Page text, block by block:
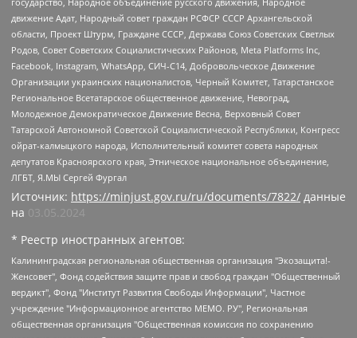
движение Адат, Народный совет граждан РСФСР СССР Архангельской
области, Проект Штурм, Граждане СССР, Держава Союз Советских Светлых
Родов, Совет Советских Социалистических Районов, Meta Platforms Inc,
Facebook, Instagram, WhatsApp, СИЧ-С14, Добровольческое Движение
Организации украинских националистов, Черный Комитет, Татарстанское
Региональное Всетатарское общественное движение, Невоград,
Молодежное Демократическое Движение Весна, Верховный Совет
Татарской Автономной Советской Социалистической Республики, Конгресс
ойрат-калмыцкого народа, Исполнительный комитет совета народных
депутатов Красноярского края, Этническое национальное объединение,
ЛГБТ, Я.МЫ Сергей Фургал
Источник: https://minjust.gov.ru/ru/documents/7822/ данные
на 03.05.2024
* Реестр иностранных агентов:
Калининградская региональная общественная организация "Экозащита!-Женсовет", Фонд содействия защите прав и свобод граждан "Общественный вердикт", Фонд "Институт Развития Свободы Информации", Частное учреждение "Информационное агентство МЕМО. РУ", Региональная общественная организация "Общественная комиссия по сохранению наследия академика Сахарова", Фонд поддержки свободы прессы, Санкт-Петербургская общественная правозащитная организация "Гражданский контроль", Межрегиональная общественная организация "Информационно-просветительский центр "Мемориал", Региональный Фонд "Центр Защиты Прав Средств Массовой Информации", с 05.12.2023 Фонд "Центр Защиты Прав Средств массовой информации", Региональная общественная благотворительная организация помощи беженцам и мигрантам "Гражданское содействие", Негосударственное образовательное учреждение дополнительного профессионального образования (повышение квалификации) специалистов "АКАДЕМИЯ ПО ПРАВАМ ЧЕЛОВЕКА", Свердловская региональная общественная организация "Сутяжник", Автономная некоммерческая организация "Центр независимых социологических исследований", Союз общественных объединений "Российский исследовательский центр по правам человека", Региональное общественное учреждение научно-информационный центр "МЕМОРИАЛ", Некоммерческая организация "Фонд защиты гласности", Автономная некоммерческая организация "Институт прав человека", Городская общественная организация "Екатеринбургское общество "МЕМОРИАЛ", Городская общественная организация "Рязанское историко-просветительское и правозащитное общество "Мемориал" (Рязанский Мемориал), Челябинский региональный орган общественной самодеятельности – женское общественное объединение "Женщины Евразии", Челябинский региональный орган общественной самодеятельности "Уральская правозащитная группа", Фонд содействия защите здоровья и социальной справедливости имени Андрея Рылькова, Автономная Некоммерческая Организация "Аналитический Центр Юрия Левады", Автономная некоммерческая организация социальной поддержки населения "Проект Апрель", Региональная общественная организация помощи женщинам и детям, находящимся в кризисной ситуации "Информационно-методический центр "Анна", Фонд содействия развитию массовых коммуникаций и правовому просвещению "Так-так-Так", Фонд содействия устойчивому развитию "Серебряная тайга", Свердловский региональный общественный фонд социальных проектов "Новое время", "Idel.Реалии", Кавказ.Реалии, Крым.Реалии, Телеканал Настоящее Время, Татаро-башкирская служба Радио Свобода (Azatliq Radiosi), Радио Свободная Европа/Радио Свобода (PCE/PC), "Сибирь.Реалии", "Фактограф", Благотворительный фонд помощи осужденным и их семьям, Автономная некоммерческая организация "Институт глобализации и социальных движений", Фонд "В защиту прав заключенных", Частное учреждение "Центр поддержки и содействия развитию средств массовой информации", Пензенский региональный общественный благотворительный фонд "Гражданский союз", "Север.Реалии", Некоммерческая организация Фонд "Правовая инициатива", Общество с ограниченной ответственностью "Радио Свободная Европа/Радио Свобода", Чешское информационное агентство "MEDIUM-ORIENT", Красноярская региональная общественная организация "Мы против СПИДа", Камалягин Денис Николаевич, Маркелов Сергей Евгеньевич, Пономарев Лев Александрович, Савицкая Людмила Алексеевна, Автономная некоммерческая организация "Центр по работе с проблемой насилия "НАСИЛИЮ.НЕТ", Межрегиональный профессиональный союз работников здравоохранения "Альянс врачей", Юридическое лицо, зарегистрированное в Латвийской Республике, SIA "Medusa Project" (регистрационный номер 40103797863, дата регистрации 10.06.2014), Некоммерческая организация "Фонд по борьбе с коррупцией", Автономная некоммерческая организация "Институт права и публичной политики", Баданин Роман Сергеевич, Гликин Максим Александрович, Железнова Мария Михайловна, Лукьянова Юлия Сергеевна, Маетная Елизавета Витальевна, Маняхин Петр Борисович, Чуракова Ольга Владимировна, Ярош Юлия Петровна, Юридическое лицо "The Insider SIA", зарегистрированное в Риге, Латвийская Республика (дата регистрации 26.06.2015), являющееся администратором доменного имени интернет-издания "The Insider SIA", https://theins.ru, Постернак Алексей Евгеньевич, Рубин Михаил Аркадьевич, Анин Роман Александрович, Юридическое лицо Istories fonds, зарегистрированное в Латвийской Республике (регистрационный номер 50008295751, дата регистрации 24.02.2020), Великовский Дмитрий Александрович, Долинина Ирина Николаевна, Мароховская Алеся Алексеевна, Шлейнов Роман Юрьевич, Шмагун Олеся Валентиновна, Общество с ограниченной ответственностью "Альтаир 2021", Общество с ограниченной ответственностью "Вега 2021", Общество с ограниченной ответственностью "Главный редактор 2021", Общество с ограниченной ответственностью "Ромашки монолит", Важенков Артем Валерьевич, Ивановская областная общественная организация "Центр гендерных исследований", Гурман Юрий Альбертович, Медиапроект "ОВД-Инфо", Егоров Владимир Владимирович, Жилинский Владимир Александрович, Общество с ограниченной ответственностью "ЗП", Иванова София Юрьевна, Карезина Инна Павловна, Кильтау Екатерина Викторовна, Петров Алексей Викторович, Пискунов Сергей Евгеньевич, Смирнов Сергей Сергеевич, Тихонов Михаил Сергеевич, Общество с ограниченной ответственностью "ЖУРНАЛИСТ-ИНОСТРАННЫЙ АГЕНТ", Арапова Галина Юрьевна, Вольтская Татьяна Анатольевна, Американская компания "Mason G.E.S. Anonymous Foundation" (США), являющаяся владельцем интернет-издания https://mnews.world/, Компания "Stichting Bellingcat", зарегистрированная в Нидерландах (дата регистрации 11.07.2018), Захаров Андрей Вячеславович, Клепиковская Екатерина Дмитриевна, Общество с ограниченной ответственностью "МЕМО", Перл Роман Александрович, Симонов Евгений Алексеевич, Соловьева Елена Анатольевна, Сотников Даниил Владимирович, Сурначева Елизавета Дмитриевна, Автономная некоммерческая организация по защите прав человека и информированию населения "Якутия – Наше Мнение", Общество с ограниченной ответственностью "Москоу диджитал медиа", с 26.01.2023 Общество с ограниченной ответственностью "Чайка Белые сады", Ветошкина Валерия Валерьевна, Заговора Максим Александрович, Межрегиональное общественное движение "Российская ЛГБТ - сеть", Оленичев Максим Владимирович, Павлов Иван Юрьевич, Скворцова Елена Сергеевна, Общество с ограниченной ответственностью "Как бы инагент", Кочетков Игорь Викторович, Общество с ограниченной ответственностью "Честные выборы", Еланчик Олег Александрович, Общество с ограниченной ответственностью "Нобелевский призыв", Гималова Регина Эмилевна, Григорьев Андрей Валерьевич, Григорьева Алина Александровна, Ассоциация по содействию защите прав призывников, альтернативнослужащих и военнослужащих "Правозащитная группа "Гражданин.Армия.Право", Хисамова Регина Фаритовна, Автономная некоммерческая организация по реализации социально-правовых программ "Лилит", Дальневосточное общественное движение "Маяк", Санкт-Петербургская ЛГБТ-инициативная группа "Выход", Инициативная группа ЛГБТ+ "Реверс", Алексеев Андрей Викторович, Бекбулатова Таисия Львовна, Беляев Иван Михайлович, Владыкина Елена Сергеевна, Гельман Марат Александрович, Никульшина Вероника Юрьевна, Толоконникова Надежда Андреевна, Шендерович Виктор Анатольевич, Общество с ограниченной ответственностью "Данное сообщение", Общество с ограниченной ответственностью Издательский дом "Новая глава", Айнбиндер Александра Александровна, Московский комьюнити-центр для ЛГБТ+инициатив, Благотворительный фонд развития филантропии, Deutsche Welle (Германия, Kurt-Schumacher-Strasse 3, 53113 Bonn), Борзунова Мария Михайловна, Воробьев Виктор Викторович, Голубева Анна Львовна, Константинова Алла Михайловна, Малкова Ирина Владимировна, Мурадов Мурад Абдулгалимович, Осетинская Елизавета Николаевна, Понасенков Евгений Николаевич, Ганапольский Матвей Юрьевич, Киселев Евгений Алексеевич, Борухович Ирина Григорьевна, Дремин Иван Тимофеевич, Дубровский Дмитрий Викторович, Красноярская региональная общественная организация поддержки и развития альтернативных образовательных технологий и межкультурных коммуникаций "ИНТЕРРА", Маяковская Екатерина Алексеевна, Фейгин Марк Захарович, Филимонов Андрей Викторович, Дзугкоева Регина Николаевна, Доброхотов Роман Александрович, Дудь Юрий Александрович, Елкин Сергей Владимирович, Кругликов Кирилл Игоревич, Сабунаева Мария Леонидовна, Семенов Алексей Владимирович, Шаинян Карен Багратович, Шульман Екатерина Михайловна, Асафьев Артур Валерьевич, Вахштайн Виктор Семенович, Венедиктов Алексей Алексеевич, Лушникова Екатерина Евгеньевна, Волков Леонид Михайлович, Невзоров Александр Глебович, Пархоменко Сергей Борисович, Сироткин Ярослав Николаевич, Кара-Мурза Владимир Владимирович, Баранова Наталья Владимировна, Гозман Леонид Яковлевич, Кагарлицкий Борис Юльевич, Климарев Михаил Валерьевич, Милов Владимир Станиславович, Автономная некоммерческая организация Краснодарский центр современного искусства "Типография", Моргенштерн Алишер Тагирович, Соболь Любовь Эдуардовна, Общество с ограниченной ответственностью "ЛИЗА НОРМ", Каспаров Гарри Кимович, Ходорковский Михаил Борисович, Общество с ограниченной ответственностью "Апрельские тезисы", Данилович Ирина Брониславовна, Кашин Олег Владимирович, Петров Николай Владимирович, Пивоваров Алексей Владимирович, Соколов Михаил Владимирович, Цветкова Юлия Владимировна, Чичваркин Евгений Александрович, Комитет против пыток/Команда против пыток, Общество с ограниченной ответственностью "Первый научный", Общество с ограниченной ответственностью "Вертолет и ко", Белоцерковская Вероника Борисовна, Кац Максим Евгеньевич, Лазарева Татьяна Юрьевна, Шаведдинов Руслан Табризович, Яшин Илья Валерьевич, Общество с ограниченной ответственностью "Иноагент ААВ", Алешковский Дмитрий Петрович, Альбац Евгения Марковна, Быков Дмитрий Львович, Галямина Юлия Евгеньевна, Лойко Сергей Леонидович, Мартынов Кирилл Константинович, Медведев Сергей Александрович, Крашенинников Федор Геннадиевич, Гордеева Катерина Вл